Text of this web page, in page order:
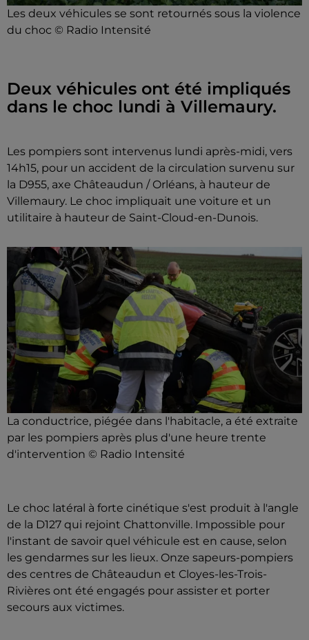
Les deux véhicules se sont retournés sous la violence
du choc © Radio Intensité
Deux véhicules ont été impliqués
dans le choc lundi à Villemaury.
Les pompiers sont intervenus lundi après-midi, vers
14h15, pour un accident de la circulation survenu sur
la D955, axe Châteaudun / Orléans, à hauteur de
Villemaury. Le choc impliquait une voiture et un
utilitaire à hauteur de Saint-Cloud-en-Dunois.
La conductrice, piégée dans l'habitacle, a été extraite
par les pompiers après plus d'une heure trente
d'intervention © Radio Intensité
Le choc latéral à forte cinétique s'est produit à l'angle
de la D127 qui rejoint Chattonville. Impossible pour
l'instant de savoir quel véhicule est en cause, selon
les gendarmes sur les lieux. Onze sapeurs-pompiers
des centres de Châteaudun et Cloyes-les-Trois-
Rivières ont été engagés pour assister et porter
secours aux victimes.